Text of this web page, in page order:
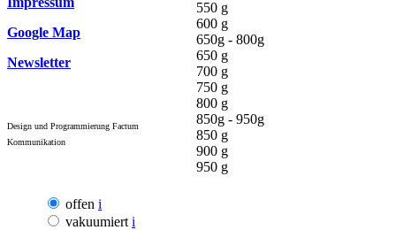
550 g
600 g
650g - 800g
650 g
700 g
750 g
800 g
850g - 950g
850 g
900 g
950 g
offen i
vakuumiert i
Google Map
Newsletter
Design und Programmierung Factum
Kommunikation